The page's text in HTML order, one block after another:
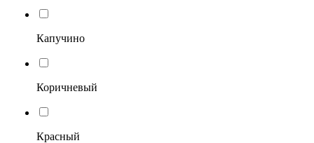
Капучино
Коричневый
Красный